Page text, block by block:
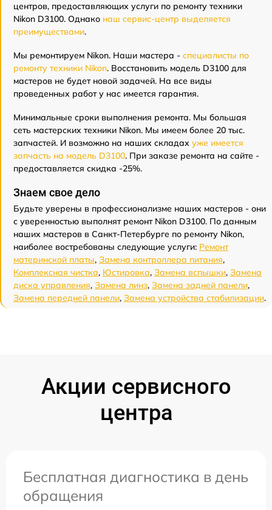
центров, предоставляющих услуги по ремонту техники
Nikon D3100. Однако наш сервис-центр выделяется
преимуществами.
Мы ремонтируем Nikon. Наши мастера - специалисты по
ремонту техники Nikon. Восстановить модель D3100 для
мастеров не будет новой задачей. На все виды
проведенных работ у нас имеется гарантия.
Минимальные сроки выполнения ремонта. Мы большая
сеть мастерских техники Nikon. Мы имеем более 20 тыс.
запчастей. И возможно на наших складах уже имеется
запчасть на модель D3100. При заказе ремонта на сайте -
предоставляется скидка -25%.
Знаем свое дело
Будьте уверены в профессионализме наших мастеров - они
с уверенностью выполнят ремонт Nikon D3100. По данным
наших мастеров в Санкт-Петербурге по ремонту Nikon,
наиболее востребованы следующие услуги: Ремонт
материнской платы, Замена контроллера питания,
Комплексная чистка, Юстировка, Замена вспышки, Замена
диска управления, Замена линз, Замена задней панели,
Замена передней панели, Замена устройства стабилизации.
Акции сервисного
центра
Бесплатная диагностика в день
обращения